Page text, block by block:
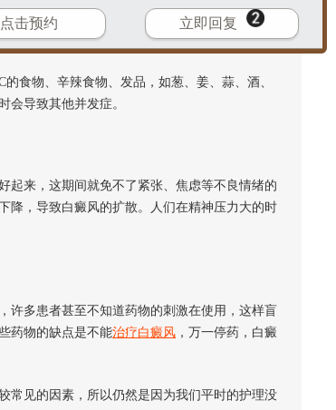
物、辛辣食物、发品，如葱、姜、蒜、酒、
会导致其他并发症。
来，这期间就免不了紧张、焦虑等不良情绪的
降，导致白癜风的扩散。人们在精神压力大的时
多患者甚至不知道药物的刺激在使用，这样盲
药物的缺点是不能治疗白癜风 ，万一停药，白癜
见的因素，所以仍然是因为我们平时的护理没
点击预约 立即回复